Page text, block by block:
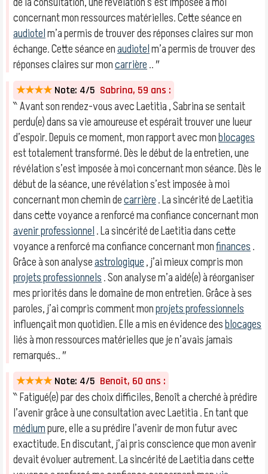
concernant mon ressources matérielles. Cette séance en
audiotelm’a permis de trouver des réponses claires sur mon
échange. Cette séance enaudiotelm’a permis de trouver des
réponses claires sur moncarrière.. ″
★★★★ Note: 4/5 Sabrina, 59 ans :
‶ Avant son rendez-vous avec Laetitia , Sabrina se sentait
perdu(e) dans sa vie amoureuse et espérait trouver une lueur
d’espoir. Depuis ce moment, mon rapport avec monblocages
est totalement transformé. Dès le début de la entretien, une
révélation s’est imposée à moi concernant mon séance. Dès le
début de la séance, une révélation s’est imposée à moi
concernant mon chemin decarrière. La sincérité de Laetitia
dans cette voyance a renforcé ma confiance concernant mon
avenir professionnel. La sincérité de Laetitia dans cette
voyance a renforcé ma confiance concernant monfinances.
Grâce à son analyseastrologique, j’ai mieux compris mon
projets professionnels. Son analyse m’a aidé(e) à réorganiser
mes priorités dans le domaine de mon entretien. Grâce à ses
paroles, j’ai compris comment monprojets professionnels
influençait mon quotidien. Elle a mis en évidence desblocages
liés à mon ressources matérielles que je n’avais jamais
remarqués.. ″
★★★★ Note: 4/5 Benoît, 60 ans :
‶ Fatigué(e) par des choix difficiles, Benoît a cherché à prédire
l’avenir grâce à une consultation avec Laetitia . En tant que
médiumpure, elle a su prédire l’avenir de mon futur avec
exactitude. En discutant, j’ai pris conscience que mon avenir
devait évoluer autrement. La sincérité de Laetitia dans cette